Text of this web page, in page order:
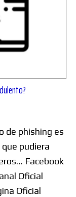
de phishing es
pudiera
Facebook
Oficial
Oficial